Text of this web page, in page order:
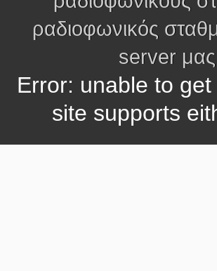
ραδιοφωνικός
server μας
Error: unable to
site supports